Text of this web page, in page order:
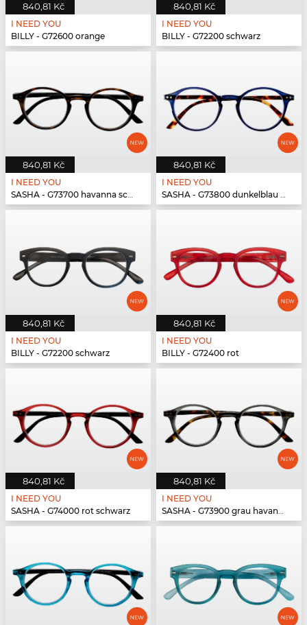
840,81 Kč
I NEED YOU
BILLY - G72600 orange
840,81 Kč
I NEED YOU
BILLY - G72200 schwarz
840,81 Kč
I NEED YOU
SASHA - G73700 havanna schwarz
840,81 Kč
I NEED YOU
SASHA - G73800 dunkelblau havanna
840,81 Kč
I NEED YOU
BILLY - G72200 schwarz
840,81 Kč
I NEED YOU
BILLY - G72400 rot
840,81 Kč
I NEED YOU
SASHA - G74000 rot schwarz
840,81 Kč
I NEED YOU
SASHA - G73900 grau havanna